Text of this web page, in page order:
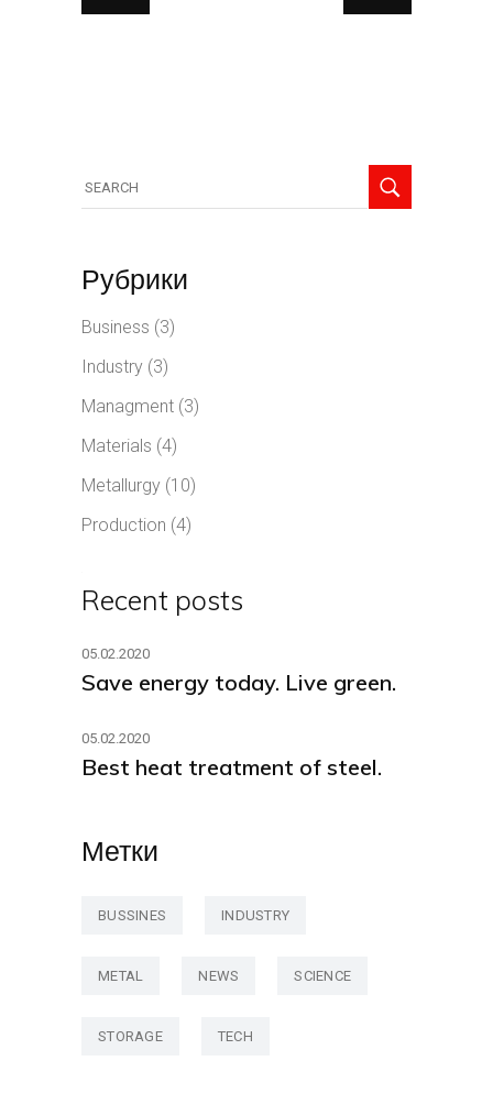
Рубрики
Business (3)
Industry (3)
Managment (3)
Materials (4)
Metallurgy (10)
Production (4)
Recent posts
05.02.2020
Save energy today. Live green.
05.02.2020
Best heat treatment of steel.
Метки
BUSSINES INDUSTRY
METAL NEWS SCIENCE
STORAGE TECH